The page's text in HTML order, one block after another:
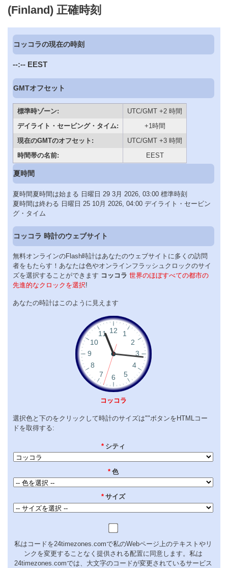
(Finland) 正確時刻
コッコラの現在の時刻
--:-- EEST
GMTオフセット
標準時ゾーン:
UTC/GMT +2 時間
デイライト・セービング・タイム:
+1時間
現在のGMTのオフセット:
UTC/GMT +3 時間
時間帯の名前:
EEST
夏時間
夏時間夏時間は始まる 日曜日 29 3月 2026, 03:00 標準時刻
夏時間は終わる 日曜日 25 10月 2026, 04:00 デイライト・セービン
グ・タイム
コッコラ 時計のウェブサイト
無料オンラインのFlash時計はあなたのウェブサイトに多くの訪問
者をもたらす！あなたは色やオンラインフラッシュクロックのサイ
ズを選択することができます コッコラ 世界のほぼすべての都市の
先進的なクロックを選択!
あなたの時計はこのように見えます
コッコラ
選択色と下のをクリックして時計のサイズは""ボタンをHTMLコー
ドを取得する:
* シティ
* 色
* サイズ
私はコードを24timezones.comで私のWebページ上のテキストやリ
ンクを変更することなく提供される配置に同意します。私は
24timezones.comでは、大文字のコードが変更されているサービス